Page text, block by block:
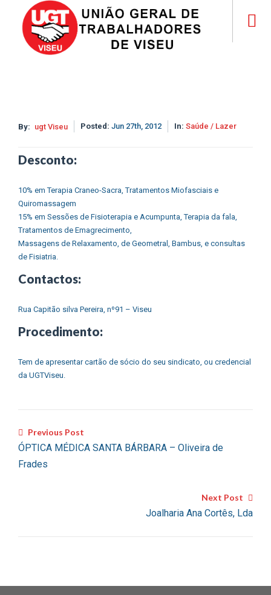
By: ugt Viseu Posted: Jun 27th, 2012 In: Saúde / Lazer
Desconto:
10% em Terapia Craneo-Sacra, Tratamentos Miofasciais e
Quiromassagem
15% em Sessões de Fisioterapia e Acumpunta, Terapia da fala,
Tratamentos de Emagrecimento,
Massagens de Relaxamento, de Geometral, Bambus, e consultas
de Fisiatria.
Contactos:
Rua Capitão silva Pereira, nº91 – Viseu
Procedimento:
Tem de apresentar cartão de sócio do seu sindicato, ou credencial
da UGTViseu.
Previous Post
ÓPTICA MÉDICA SANTA BÁRBARA – Oliveira de
Frades
Next Post
Joalharia Ana Cortês, Lda